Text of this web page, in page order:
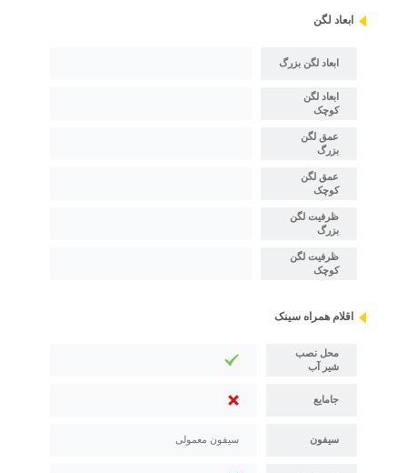
ابعاد لگن
ابعاد لگن بزرگ
ابعاد لگن
کوچک
عمق لگن
بزرگ
عمق لگن
کوچک
ظرفیت لگن
بزرگ
ظرفیت لگن
کوچک
اقلام همراه سینک
محل نصب
شیر آب
جامایع
سیفون سیفون معمولی